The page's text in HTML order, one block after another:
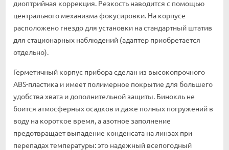
диоптрийная коррекция. Резкость наводится с помощью
центрального механизма фокусировки. На корпусе
расположено гнездо для установки на стандартный штатив
для стационарных наблюдений (адаптер приобретается
отдельно).
Герметичный корпус прибора сделан из высокопрочного
ABS-пластика и имеет полимерное покрытие для большего
удобства хвата и дополнительной защиты. Бинокль не
боится атмосферных осадков и даже полных погружений в
воду на короткое время, а азотное заполнение
предотвращает выпадение конденсата на линзах при
перепадах температуры: это надежный всепогодный